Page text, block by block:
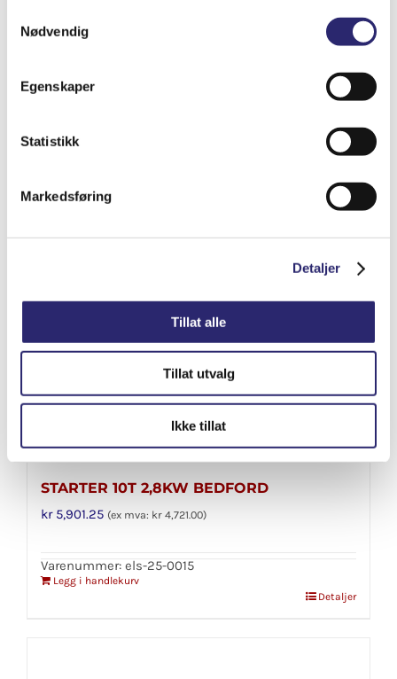
Nødvendig
Egenskaper
Statistikk
Markedsføring
Detaljer
Tillat alle
Tillat utvalg
Ikke tillat
STARTER 11T 2.6KW URSUS
Detaljer
STARTER 10T 2,8KW BEDFORD
kr5,901.25 (ex mva: kr 4,721.00)
Varenummer: els-25-0015
Legg i handlekurv
Detaljer